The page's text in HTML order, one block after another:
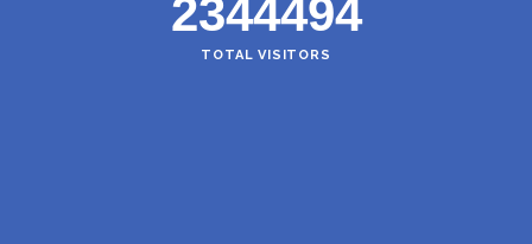
2344494
TOTAL VISITORS